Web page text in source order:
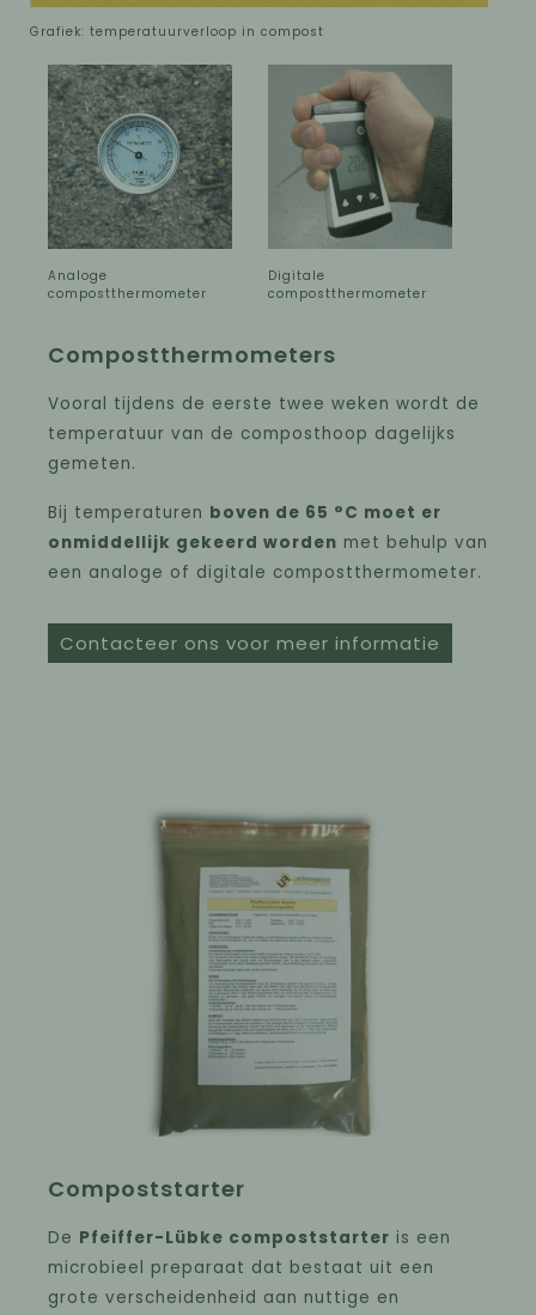
Grafiek: temperatuurverloop in compost
Analoge
compostthermometer
Digitale
compostthermometer
Compostthermometers
Vooral tijdens de eerste twee weken wordt de
temperatuur van de composthoop dagelijks
gemeten.
Bij temperaturen boven de 65 °C moet er
onmiddellijk gekeerd worden met behulp van
een analoge of digitale compostthermometer.
Contacteer ons voor meer informatie
Compoststarter
De Pfeiffer-Lübke compoststarter is een
microbieel preparaat dat bestaat uit een
grote verscheidenheid aan nuttige en